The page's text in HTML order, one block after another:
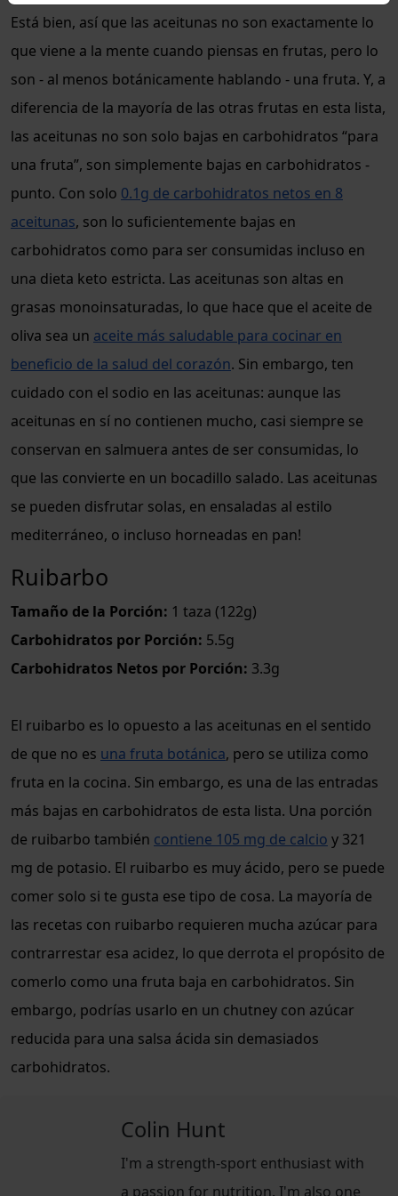
Está bien, así que las aceitunas no son exactamente lo
que viene a la mente cuando piensas en frutas, pero lo
son - al menos botánicamente hablando - una fruta. Y, a
diferencia de la mayoría de las otras frutas en esta lista,
las aceitunas no son solo bajas en carbohidratos “para
una fruta”, son simplemente bajas en carbohidratos -
punto. Con solo 0.1g de carbohidratos netos en 8
aceitunas, son lo suficientemente bajas en
carbohidratos como para ser consumidas incluso en
una dieta keto estricta. Las aceitunas son altas en
grasas monoinsaturadas, lo que hace que el aceite de
oliva sea un aceite más saludable para cocinar en
beneficio de la salud del corazón. Sin embargo, ten
cuidado con el sodio en las aceitunas: aunque las
aceitunas en sí no contienen mucho, casi siempre se
conservan en salmuera antes de ser consumidas, lo
que las convierte en un bocadillo salado. Las aceitunas
se pueden disfrutar solas, en ensaladas al estilo
mediterráneo, o incluso horneadas en pan!
Ruibarbo
Tamaño de la Porción: 1 taza (122g)
Carbohidratos por Porción: 5.5g
Carbohidratos Netos por Porción: 3.3g
El ruibarbo es lo opuesto a las aceitunas en el sentido
de que no es una fruta botánica, pero se utiliza como
fruta en la cocina. Sin embargo, es una de las entradas
más bajas en carbohidratos de esta lista. Una porción
de ruibarbo también contiene 105 mg de calcio y 321
mg de potasio. El ruibarbo es muy ácido, pero se puede
comer solo si te gusta ese tipo de cosa. La mayoría de
las recetas con ruibarbo requieren mucha azúcar para
contrarrestar esa acidez, lo que derrota el propósito de
comerlo como una fruta baja en carbohidratos. Sin
embargo, podrías usarlo en un chutney con azúcar
reducida para una salsa ácida sin demasiados
carbohidratos.
Colin Hunt
I'm a strength-sport enthusiast with
a passion for nutrition. I'm also one